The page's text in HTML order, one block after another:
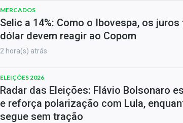
MERCADOS
Selic a 14%: Como o Ibovespa, os
dólar devem reagir ao Copom
2 hora(s) atrás
ELEIÇÕES 2026
Radar das Eleições: Flávio Bolsonaro
e reforça polarização com Lula,
segue sem tração